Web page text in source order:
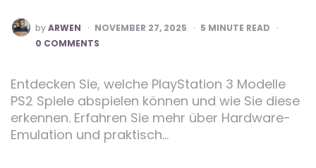
POSTED
BY
byARWEN NOVEMBER 27, 2025 5 MINUTE READ
0 COMMENTS
Entdecken Sie, welche PlayStation 3 Modelle
PS2 Spiele abspielen können und wie Sie diese
erkennen. Erfahren Sie mehr über Hardware-
Emulation und praktisch…